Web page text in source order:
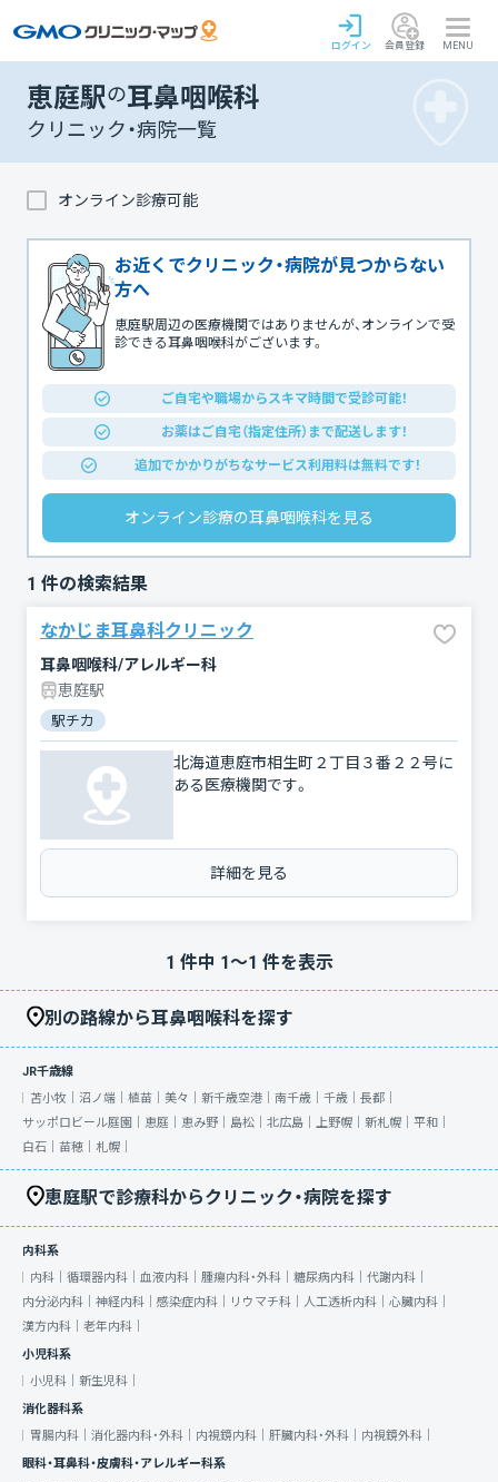
ログイン 会員登録 MENU
恵庭駅の耳鼻咽喉科
クリニック・病院一覧
オンライン診療可能
お近くでクリニック・病院が見つからない
方へ
恵庭駅周辺の医療機関ではありませんが、オンラインで受
診できる耳鼻咽喉科がございます。
ご自宅や職場からスキマ時間で受診可能！
お薬はご自宅（指定住所）まで配送します！
追加でかかりがちなサービス利用料は無料です！
オンライン診療の耳鼻咽喉科を見る
1 件の検索結果
なかじま耳鼻科クリニック
耳鼻咽喉科/アレルギー科
恵庭駅
駅チカ
北海道恵庭市相生町２丁目３番２２号に
ある医療機関です。
詳細を見る
1 件中 1〜1 件を表示
別の路線から耳鼻咽喉科を探す
JR千歳線
苫小牧｜ 沼ノ端｜ 植苗｜ 美々｜ 新千歳空港｜ 南千歳｜ 千歳｜ 長都｜
サッポロビール庭園｜ 恵庭｜ 恵み野｜ 島松｜ 北広島｜ 上野幌｜ 新札幌｜ 平和｜
白石｜ 苗穂｜ 札幌｜
恵庭駅で診療科からクリニック・病院を探す
内科系
内科｜ 循環器内科｜ 血液内科｜ 腫瘍内科・外科｜ 糖尿病内科｜ 代謝内科｜
内分泌内科｜ 神経内科｜ 感染症内科｜ リウマチ科｜ 人工透析内科｜ 心臓内科｜
漢方内科｜ 老年内科｜
小児科系
小児科｜ 新生児科｜
消化器科系
胃腸内科｜ 消化器内科・外科｜ 内視鏡内科｜ 肝臓内科・外科｜ 内視鏡外科｜
眼科・耳鼻科・皮膚科・アレルギー科系